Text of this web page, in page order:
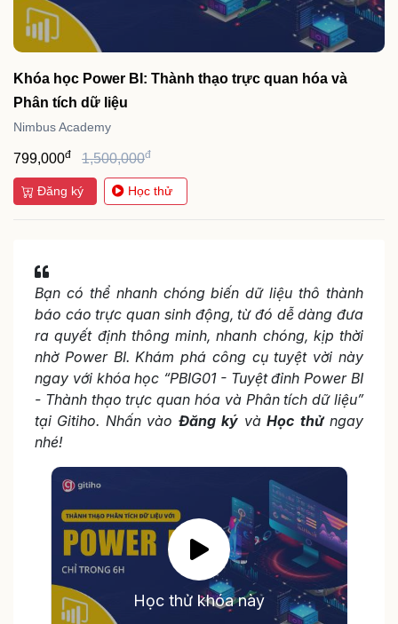
Khóa học Power BI: Thành thạo trực quan hóa và
Phân tích dữ liệu
Nimbus Academy
799,000đ 1,500,000đ
Đăng ký Học thử
Bạn có thể nhanh chóng biến dữ liệu thô thành
báo cáo trực quan sinh động, từ đó dễ dàng đưa
ra quyết định thông minh, nhanh chóng, kịp thời
nhờ Power BI. Khám phá công cụ tuyệt vời này
ngay với khóa học “PBIG01 - Tuyệt đỉnh Power BI
- Thành thạo trực quan hóa và Phân tích dữ liệu”
tại Gitiho. Nhấn vào Đăng ký vàHọc thửngay
nhé!
Học thử khóa này